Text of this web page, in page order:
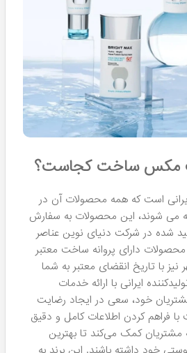
مکس ساخت کجاست؟
است که همه محصولات آن در
می شوند، این محصولات به سفارش
شده در شرکت دنیای نوین عناصر
دارای پروانه ساخت معتبر
با تاریخ انقضای معتبر به شما
ایرانی با ارائه خدمات
خود، سعی در ایجاد رضایت
فراهم کردن اطلاعات کامل و دقیق
مشتریان کمک می‌کند تا بهترین